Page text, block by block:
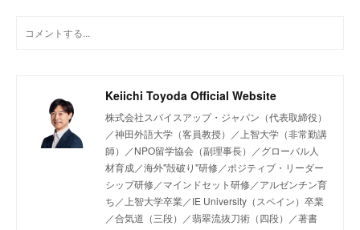
Keiichi Toyoda Official Website
株式会社スパイスアップ・ジャパン（代表取締役）
／神田外語大学（客員教授）／上智大学（非常勤講
師）／NPO留学協会（副理事長）／グローバル人
材育成／海外"殻破り"研修／ポジティブ・リーダー
シップ研修／マインドセット研修／アルゼンチン育
ち／上智大学卒業／IE University（スペイン）卒業
／合気道（三段）／翡翠流抜刀術（四段）／著書